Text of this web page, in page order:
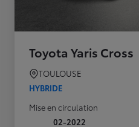
Toyota Yaris Cross
TOULOUSE
HYBRIDE
Mise en circulation
02-2022